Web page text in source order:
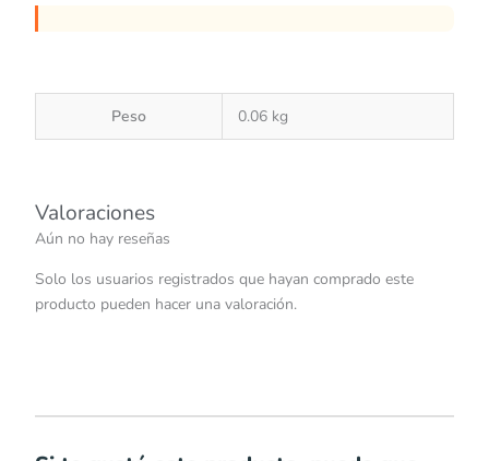
Peso 0.06 kg
Valoraciones
Aún no hay reseñas
Solo los usuarios registrados que hayan comprado este
producto pueden hacer una valoración.